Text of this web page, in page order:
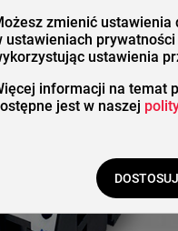
zmienić ustawienia
ustawieniach
ustawienia
informacji na temat
jest w naszej
DOSTOSUJ